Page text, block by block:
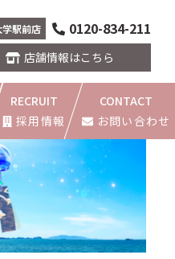
駅前店 0120-834-211
店舗情報はこちら
RECRUIT
採用情報
CONTACT
お問い合わせ